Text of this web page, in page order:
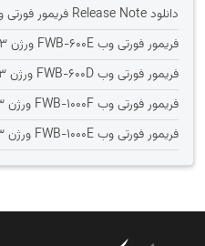
دانلود Release Note فریمور فورتی وب ورژن 7.4.13
فریمور فورتی وب FWB-600E ورژن 7.4.13
فریمور فورتی وب FWB-600D ورژن 7.4.13
فریمور فورتی وب FWB-1000F ورژن 7.4.13
فریمور فورتی وب FWB-1000E ورژن 7.4.13